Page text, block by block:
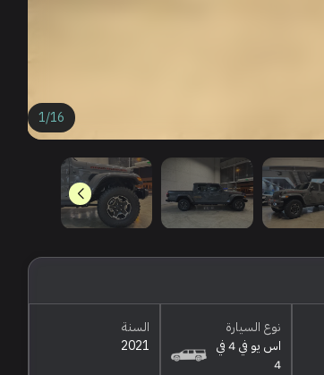
1/16
نوع السيارة
اس يو في 4 في
4
السنة
2021